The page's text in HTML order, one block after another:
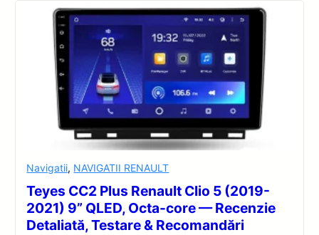
Navigatii, NAVIGATII RENAULT
Teyes CC2 Plus Renault Clio 5 (2019-
2021) 9” QLED, Octa-core — Recenzie
Detaliată, Testare & Recomandări